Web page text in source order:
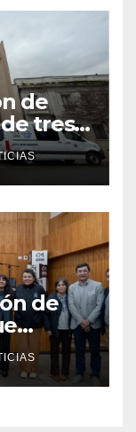
de
tres
Familia
de
en el